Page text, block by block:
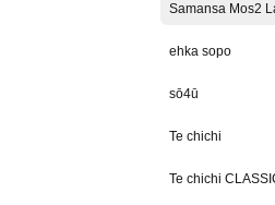
Samansa Mos2
ehka sopo
sō4ū
Te chichi
Te chichi